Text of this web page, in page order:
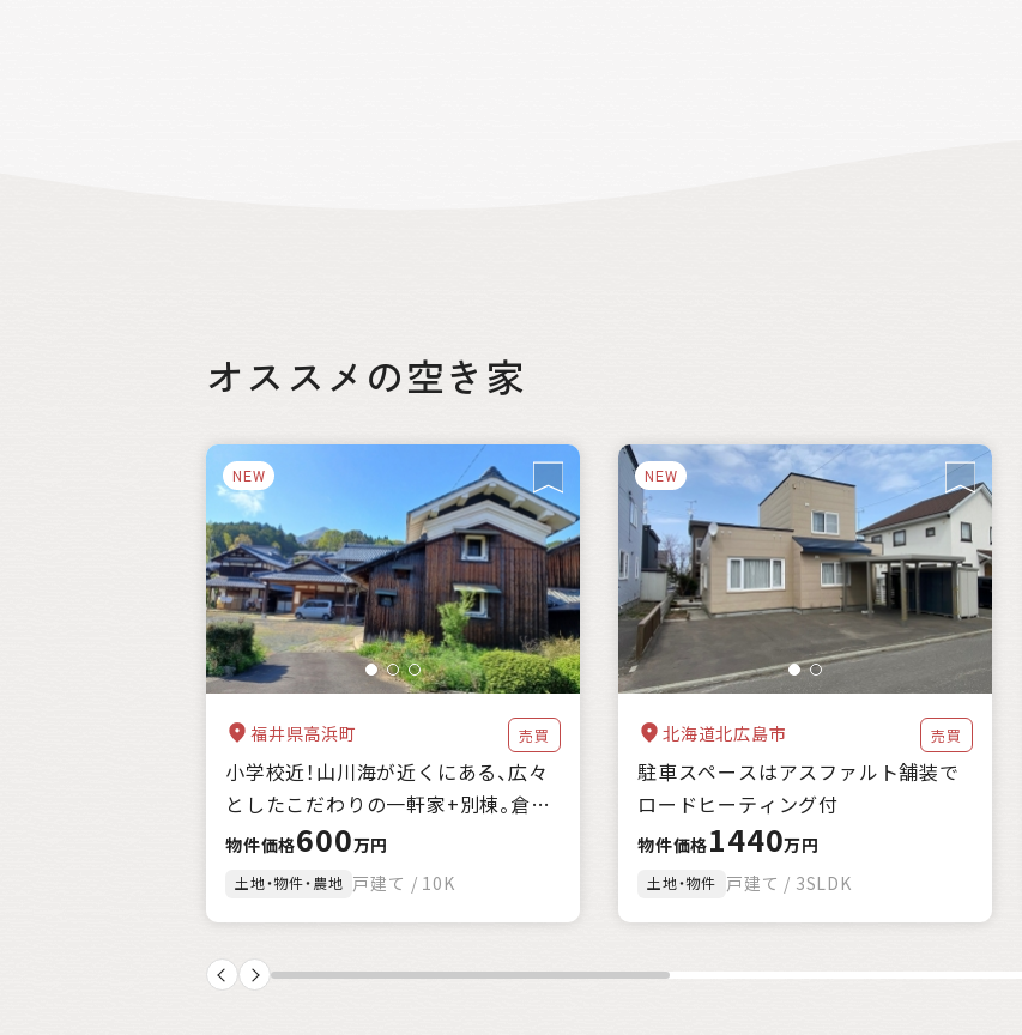
絞り込み
都道府県
自治体の特徴 海に近い 森林が豊か 暖かい地域 涼しい地域 交通が
支援制度
家賃補助 住宅購入補助 リフォーム補助 移住補助
起
キーワード
件 クリア 絞込み検索
オススメの空き家
NEW
福井県高浜町 売買
小学校近！山川海が近くにある、広々
としたこだわりの一軒家+別棟。倉
庫、農地付。
物件価格600万円
土地・物件・農地 戸建て / 10K
NEW
北海道北広島市 売買
駐車スペースはアスファルト舗装で
ロードヒーティング付
物件価格1440万円
土地・物件 戸建て / 3SLDK